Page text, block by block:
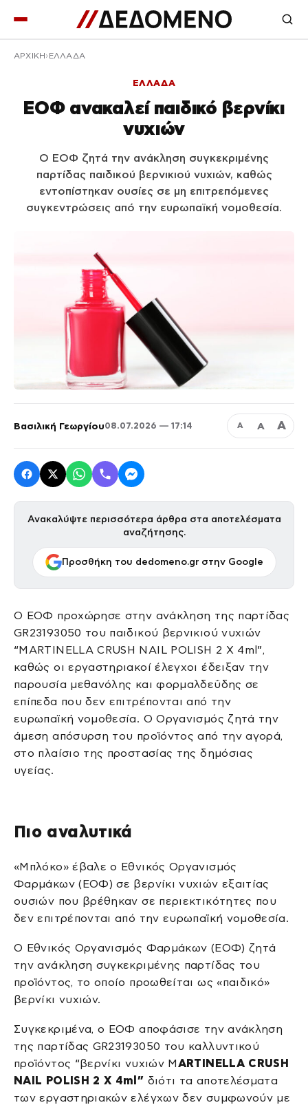
ΑΡΧΙΚΉ ΕΛΛΑΔΑ
ΕΛΛΑΔΑ
ΕΟΦ ανακαλεί παιδικό βερνίκι
νυχιών
Ο ΕΟΦ ζητά την ανάκληση συγκεκριμένης
παρτίδας παιδικού βερνικιού νυχιών, καθώς
εντοπίστηκαν ουσίες σε μη επιτρεπόμενες
συγκεντρώσεις από την ευρωπαϊκή νομοθεσία.
Βασιλική Γεωργίου08.07.2026 — 17:14 Α Α Α
Ανακαλύψτε περισσότερα άρθρα στα αποτελέσματα
αναζήτησης.
Προσθήκη του dedomeno.gr στην Google
Ο ΕΟΦ προχώρησε στην ανάκληση της παρτίδας
GR23193050 του παιδικού βερνικιού νυχιών
“MARTINELLA CRUSH NAIL POLISH 2 X 4ml”,
καθώς οι εργαστηριακοί έλεγχοι έδειξαν την
παρουσία μεθανόλης και φορμαλδεΰδης σε
επίπεδα που δεν επιτρέπονται από την
ευρωπαϊκή νομοθεσία. Ο Οργανισμός ζητά την
άμεση απόσυρση του προϊόντος από την αγορά,
στο πλαίσιο της προστασίας της δημόσιας
υγείας.
Πιο αναλυτικά
«Μπλόκο» έβαλε ο Εθνικός Οργανισμός
Φαρμάκων (ΕΟΦ) σε βερνίκι νυχιών εξαιτίας
ουσιών που βρέθηκαν σε περιεκτικότητες που
δεν επιτρέπονται από την ευρωπαϊκή νομοθεσία.
Ο Εθνικός Οργανισμός Φαρμάκων (ΕΟΦ) ζητά
την ανάκληση συγκεκριμένης παρτίδας του
προϊόντος, το οποίο προωθείται ως «παιδικό»
βερνίκι νυχιών.
Συγκεκριμένα, ο ΕΟΦ αποφάσισε την ανάκληση
της παρτίδας GR23193050 του καλλυντικού
προϊόντος “βερνίκι νυχιών M ARTINELLA CRUSH
NAIL POLISH 2 X 4ml” διότι τα αποτελέσματα
των εργαστηριακών ελέγχων δεν συμφωνούν με